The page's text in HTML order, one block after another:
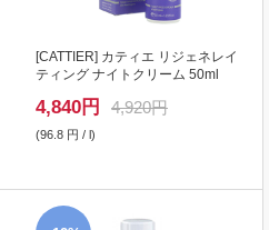
[CATTIER] カティエ リジェネレイ
ティング ナイトクリーム 50ml
4,840円 4,920円
(96.8 円 / l)